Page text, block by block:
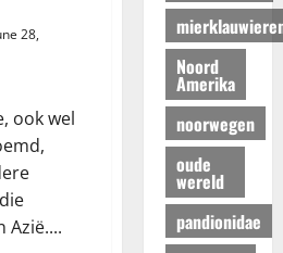
28,
ook wel
Noord
Amerika
noorwegen
oude
wereld
pandionidae